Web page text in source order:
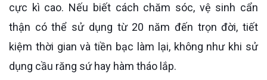
cực kì cao. Nếu biết cách chăm sóc, vệ sinh cẩn
thận có thể sử dụng từ 20 năm đến trọn đời, tiết
kiệm thời gian và tiền bạc làm lại, không như khi sử
dụng cầu răng sứ hay hàm tháo lắp.